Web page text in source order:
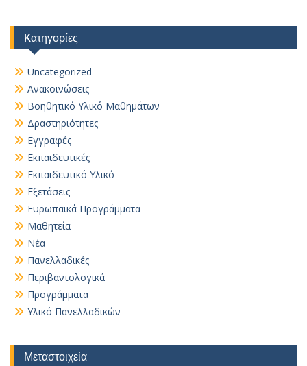
Kατηγορίες
Uncategorized
Ανακοινώσεις
Βοηθητικό Yλικό Mαθημάτων
Δραστηριότητες
Εγγραφές
Εκπαιδευτικές
Εκπαιδευτικό Υλικό
Εξετάσεις
Ευρωπαϊκά Προγράμματα
Μαθητεία
Νέα
Πανελλαδικές
Περιβαντολογικά
Προγράμματα
Υλικό Πανελλαδικών
Μεταστοιχεία